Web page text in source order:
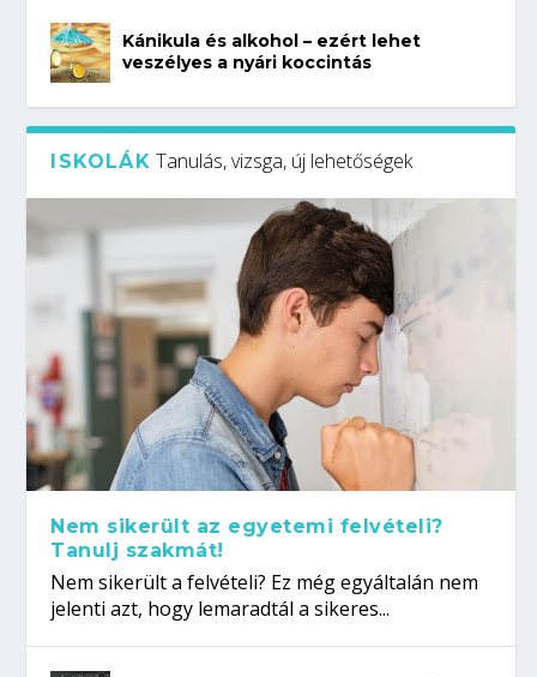
Kánikula és alkohol – ezért lehet
veszélyes a nyári koccintás
ISKOLÁK Tanulás, vizsga, új lehetőségek
Nem sikerült az egyetemi felvételi?
Tanulj szakmát!
Nem sikerült a felvételi? Ez még egyáltalán nem
jelenti azt, hogy lemaradtál a sikeres...